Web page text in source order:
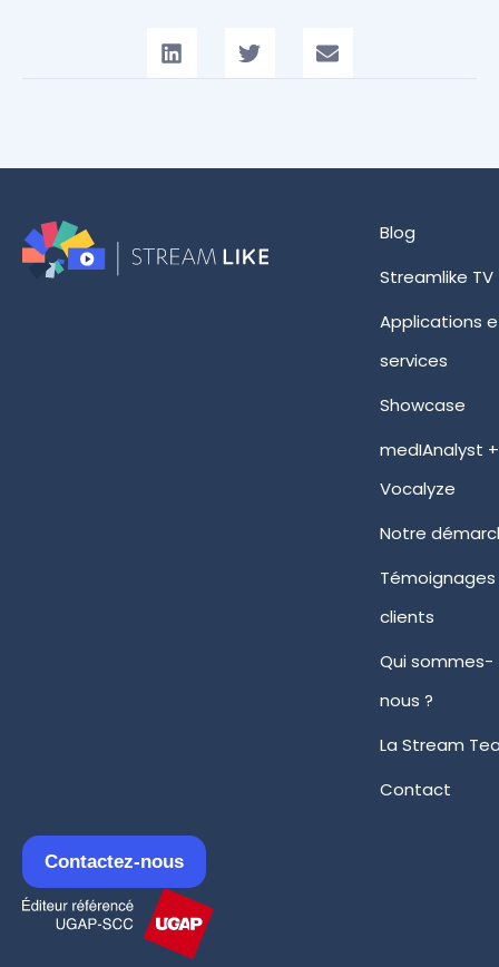
Blog
Streamlike TV
Applications
services
Showcase
medIAnalyst +
Vocalyze
Notre
clients
Qui sommes-
nous ?
La Stream
Contact
Contactez-nous